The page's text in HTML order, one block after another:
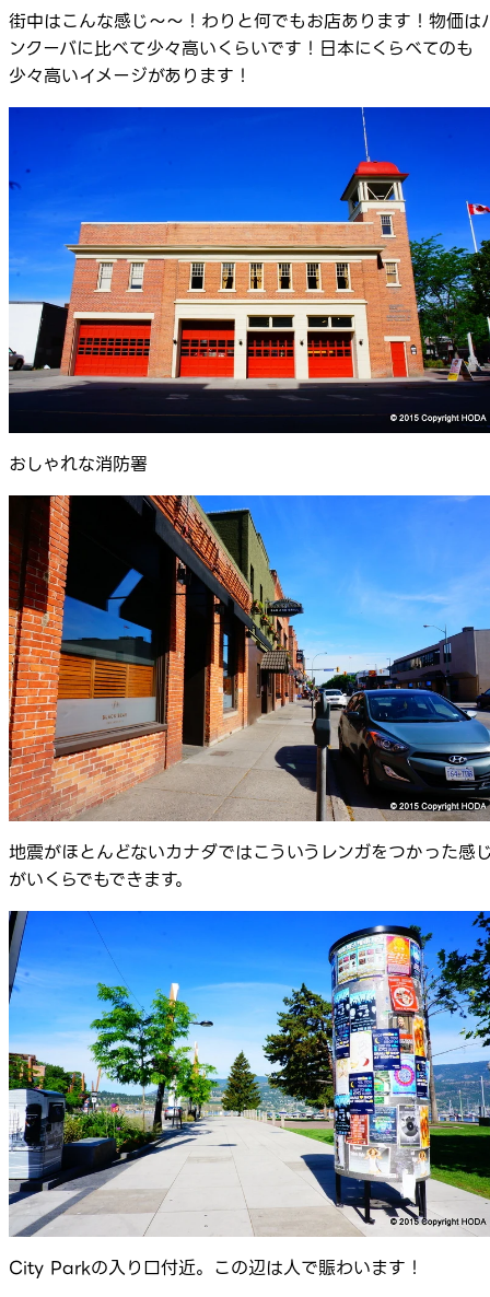
街中はこんな感じ～～！わりと何でもお店あります！物価は
ンクーバに比べて少々高いくらいです！日本にくらべてのも
少々高いイメージがあります！
おしゃれな消防署
地震がほとんどないカナダではこういうレンガをつかった感
がいくらでもできます。
City Parkの入り口付近。この辺は人で賑わいます！